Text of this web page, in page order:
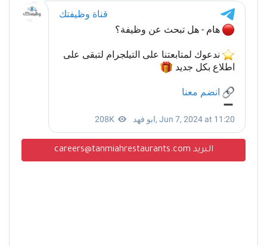
البريد careers@tanmiahrestaurants.com